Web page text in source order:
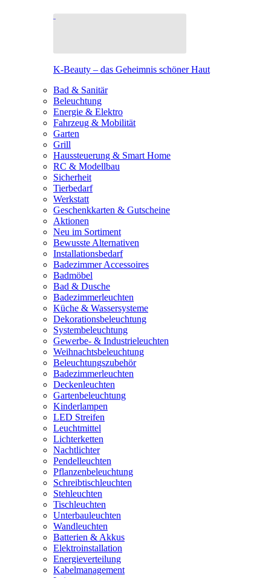
K-Beauty – das Geheimnis schöner Haut
Bad & Sanitär
Beleuchtung
Energie & Elektro
Fahrzeug & Mobilität
Garten
Grill
Haussteuerung & Smart Home
RC & Modellbau
Sicherheit
Tierbedarf
Werkstatt
Geschenkkarten & Gutscheine
Aktionen
Neu im Sortiment
Bewusste Alternativen
Installationsbedarf
Badezimmer Accessoires
Badmöbel
Bad & Dusche
Badezimmerleuchten
Küche & Wassersysteme
Dekorationsbeleuchtung
Systembeleuchtung
Gewerbe- & Industrieleuchten
Weihnachtsbeleuchtung
Beleuchtungszubehör
Badezimmerleuchten
Deckenleuchten
Gartenbeleuchtung
Kinderlampen
LED Streifen
Leuchtmittel
Lichterketten
Nachtlichter
Pendelleuchten
Pflanzenbeleuchtung
Schreibtischleuchten
Stehleuchten
Tischleuchten
Unterbauleuchten
Wandleuchten
Batterien & Akkus
Elektroinstallation
Energieverteilung
Kabelmanagement